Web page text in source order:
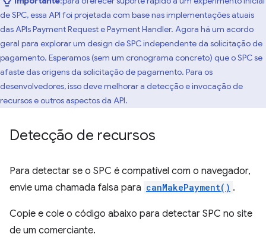
de SPC, essa API foi projetada com base nas implementações atuais
das APIs Payment Request e Payment Handler. Agora há um acordo
geral para explorar um design de SPC independente da solicitação de
pagamento. Esperamos (sem um cronograma concreto) que o SPC se
afaste das origens da solicitação de pagamento. Para os
desenvolvedores, isso deve melhorar a detecção e invocação de
recursos e outros aspectos da API.
Detecção de recursos
Para detectar se o SPC é compatível com o navegador,
envie uma chamada falsa para canMakePayment() .
Copie e cole o código abaixo para detectar SPC no site
de um comerciante.